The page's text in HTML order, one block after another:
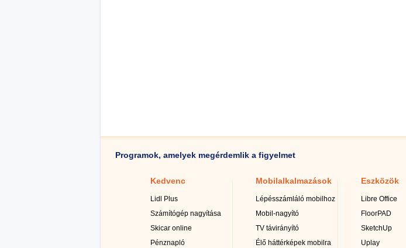
Programok, amelyek megérdemlik a figyelmet
Kedvenc
Lidl Plus
Számítógép nagyítása
Skicar online
Pénznapló
Mobilalkalmazások
Lépésszámláló mobilhoz
Mobil-nagyító
TV távirányító
Élő háttérképek mobilra
Eszközök
Libre Office
FloorPAD
SketchUp
Uplay